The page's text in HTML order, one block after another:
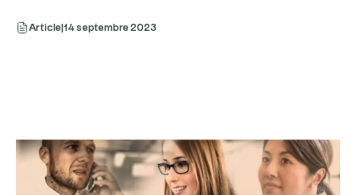
Article 14 septembre 2023